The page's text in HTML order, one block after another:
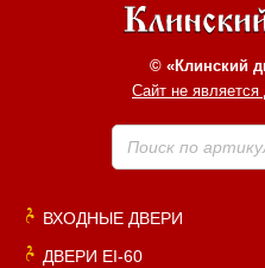
© «Клинский
Сайт не
Поиск по
ВХОДНЫЕ ДВЕРИ
ДВЕРИ EI-60